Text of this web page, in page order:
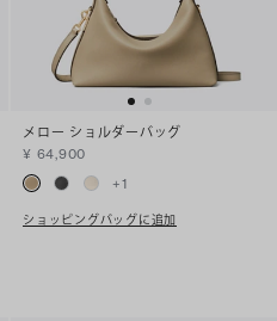
メロー ショルダーバッグ
¥ 64,900
+1
ショッピングバッグに追加